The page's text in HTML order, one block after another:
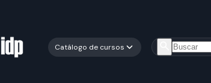
Catálogo de cursos